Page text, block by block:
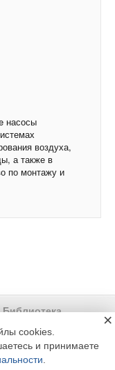
насосы
воздуха,
а также в
по монтажу и
Библиотека
Реклама
cookies.
и принимаете
×